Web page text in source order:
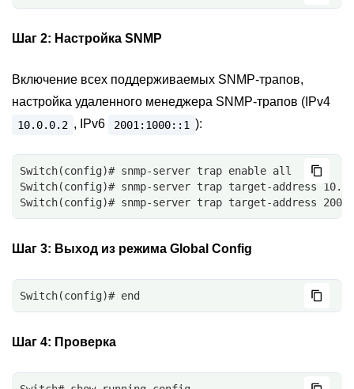
Шаг 2: Настройка SNMP
Включение всех поддерживаемых SNMP-трапов,
настройка удаленного менеджера SNMP-трапов (IPv4
10.0.0.2 , IPv6 2001:1000::1 ):
Switch(config)# snmp-server trap enable all
Switch(config)# snmp-server trap target-address
Switch(config)# snmp-server trap target-address
Шаг 3: Выход из режима Global Config
Switch(config)# end
Шаг 4: Проверка